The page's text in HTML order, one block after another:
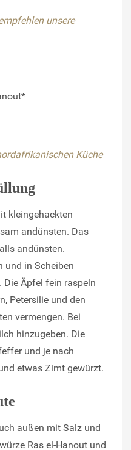
unsere
Küche
kleingehackten
andünsten. Das
andünsten.
und in Scheiben
Äpfel fein raspeln
Petersilie und den
vermengen. Bei
hinzugeben. Die
und je nach
etwas Zimt gewürzt.
außen mit Salz und
Ras el-Hanout und